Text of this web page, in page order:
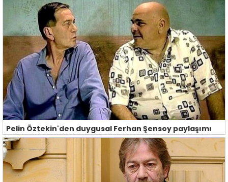
Pelin Öztekin'den duygusal Ferhan Şensoy paylaşımı